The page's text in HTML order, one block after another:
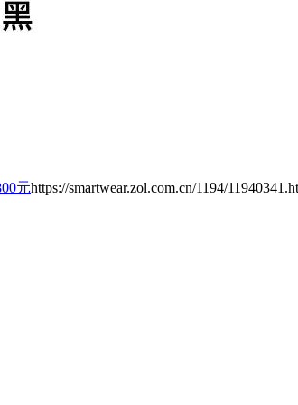
元https://smartwear.zol.com.cn/1194/